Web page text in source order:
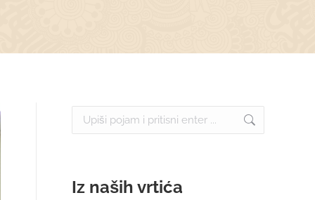
Search:
Iz naših vrtića